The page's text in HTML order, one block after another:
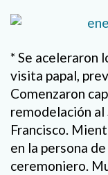
* Se aceleraron
visita papal,
Comenzaron
remodelación al
Francisco.
en la persona
ceremoniero.